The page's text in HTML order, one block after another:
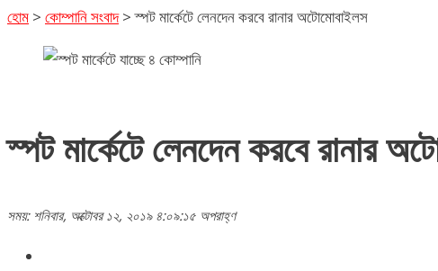
হোম > কোম্পানি সংবাদ > স্পট মার্কেটে লেনদেন করবে রানার অটোমোবাইলস
স্পট মার্কেটে লেনদেন করবে রানার
সময়: শনিবার, অক্টোবর ১২, ২০১৯ ৪:০৯:১৫ অপরাহ্ণ